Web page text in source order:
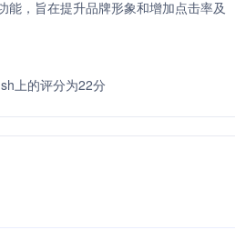
，旨在提升品牌形象和增加点击率及
上的评分为22分